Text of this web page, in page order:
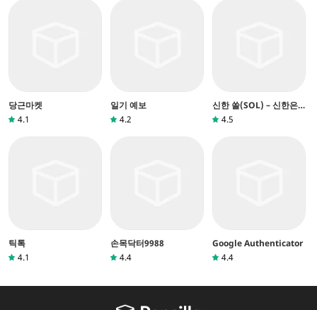
당근마켓
4.1
일기 예보
4.2
신한 쏠(SOL) – 신한은
행 스마트폰뱅킹
4.5
틱톡
4.1
손목닥터9988
4.4
Google Authenticator
4.4